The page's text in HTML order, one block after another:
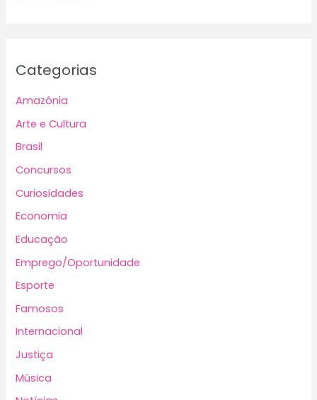
Categorias
Amazônia
Arte e Cultura
Brasil
Concursos
Curiosidades
Economia
Educação
Emprego/Oportunidade
Esporte
Famosos
Internacional
Justiça
Música